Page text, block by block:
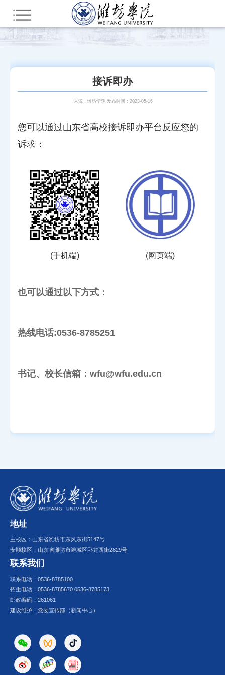
接诉即办
来源：潍坊学院 发布时间：2023-05-16
您可以通过山东省高校接诉即办平台反应您的
诉求：
(手机端) (网页端)
也可以通过以下方式：
热线电话:0536-8785251
书记、校长信箱：wfu@wfu.edu.cn
地址
主校区：山东省潍坊市东风东街5147号
安顺校区：山东省潍坊市潍城区卧龙西街2829号
联系我们
联系电话：0536-8785100
招生电话：0536-8785670 0536-8785173
邮政编码：261061
建设维护：党委宣传部（新闻中心）